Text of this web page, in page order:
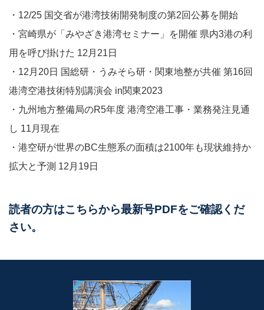
・12/25 国交省が港湾技術開発制度の第2回公募を開始​​
・宮崎県が「みやざき港湾セミナー」を開催 県内3港の利
用を呼び掛けた 12月21日​​
・12月20日 国総研・うみそら研・関東地整が共催 第16回
港湾空港技術特別講演会 in関東2023​​
・九州地方整備局のR5年度 港湾空港工事・業務発注見通
し​​ 11月現在
・港空研が世界のBC生態系の面積は2100年も現状維持か
拡大と予測 12月19日
読者の方はこちらから最新号PDFをご確認くだ
さい。